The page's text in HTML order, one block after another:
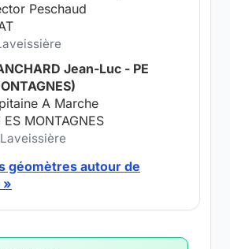
Peschaud
Jean-Luc - PE
A Marche
MONTAGNES
géomètres autour de
»